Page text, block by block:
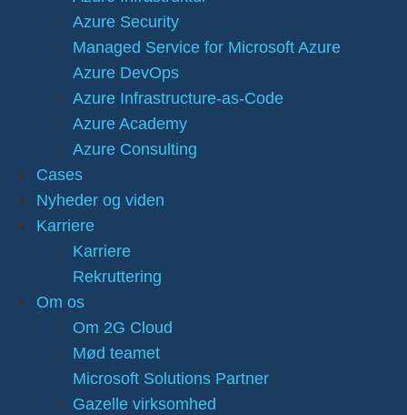
Azure Security
Managed Service for Microsoft Azure
Azure DevOps
Azure Infrastructure-as-Code
Azure Academy
Azure Consulting
Cases
Nyheder og viden
Karriere
Karriere
Rekruttering
Om os
Om 2G Cloud
Mød teamet
Microsoft Solutions Partner
Gazelle virksomhed